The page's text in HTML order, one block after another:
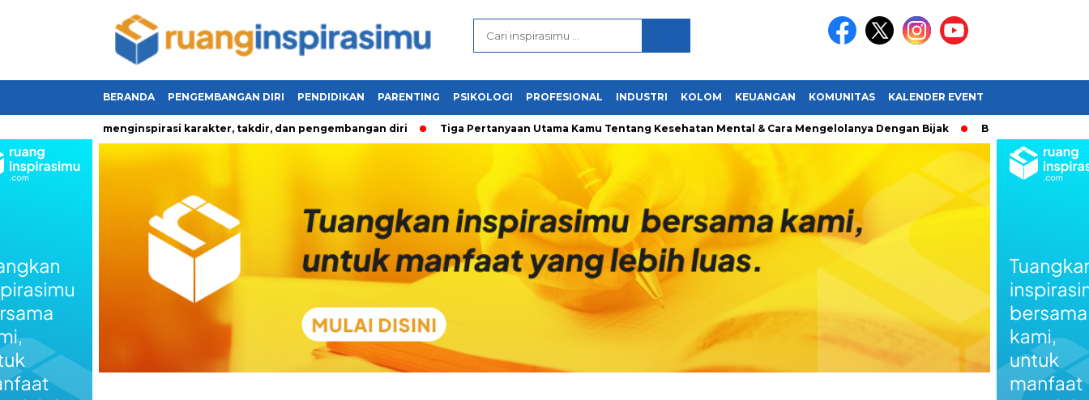
BERANDA PENGEMBANGAN DIRI PENDIDIKAN PARENTING PSIKOLOGI PROFESIONAL INDUSTRI KOLOM KEUANGAN KOMUNITAS KALENDER EVENT
yang menginspirasi karakter, takdir, dan pengembangan diri Tiga Pertanyaan Utama Kamu Tentang Kesehatan Mental & Cara Mengelolanya Dengan Bijak Bagaimana Menemukan